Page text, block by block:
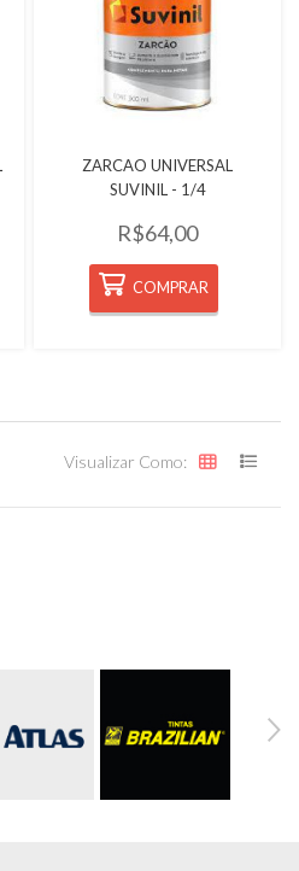
Quickview
ZARCAO UNIVERSAL
SUVINIL - 1/4
R$64,00
COMPRAR
Visualizar Como: